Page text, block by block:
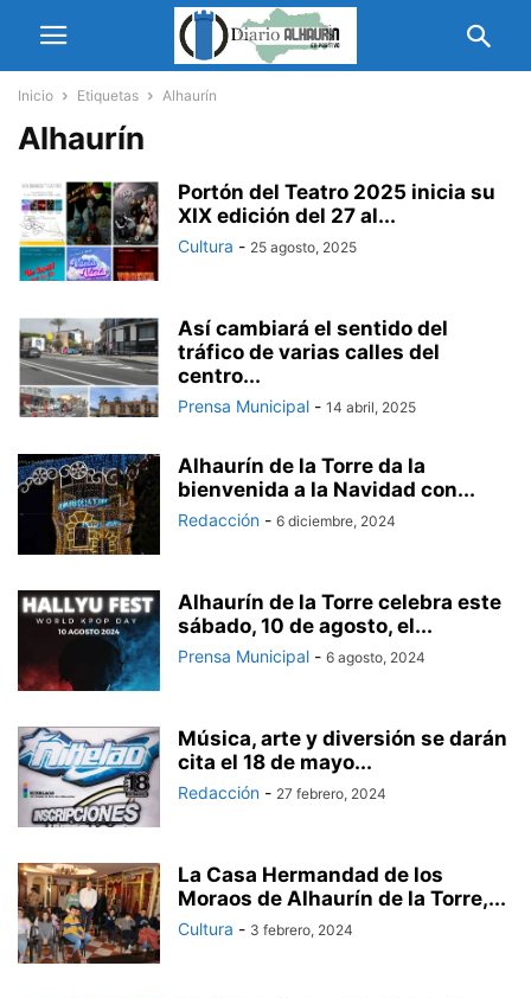
Inicio Etiquetas Alhaurín
Alhaurín
Portón del Teatro 2025 inicia su
XIX edición del 27 al...
Cultura - 25 agosto, 2025
Así cambiará el sentido del
tráfico de varias calles del
centro...
Prensa Municipal - 14 abril, 2025
Alhaurín de la Torre da la
bienvenida a la Navidad con...
Redacción - 6 diciembre, 2024
Alhaurín de la Torre celebra este
sábado, 10 de agosto, el...
Prensa Municipal - 6 agosto, 2024
Música, arte y diversión se darán
cita el 18 de mayo...
Redacción - 27 febrero, 2024
La Casa Hermandad de los
Moraos de Alhaurín de la Torre,...
Cultura - 3 febrero, 2024